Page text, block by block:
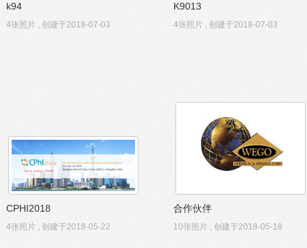
k94
4张照片 , 创建于2018-07-03
K9013
4张照片 , 创建于2018-07-03
CPHI2018
4张照片 , 创建于2018-05-22
合作伙伴
10张照片 , 创建于2018-05-18